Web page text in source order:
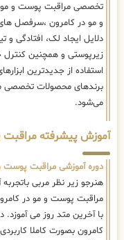
تخصصی مراقبت پوست و مو
و مو در کامرون ،سرفصل
دلایل ایجاد لک، افتادگی و
زیرپوستی و همچنین
استفاده از جدیدترین
برندهای محصولات تخصصی
می‌شود.
آموزش پیشرفته
دوره آموزشی مراقبت پوست
هنرجو زیر نظر مربی
مراقبت پوست و مو در
با آخرین متد روز می
کامرون بصورت کاملا